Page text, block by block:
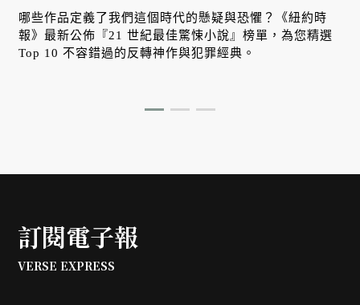
哪些作品定義了我們這個時代的懸疑與恐懼？《紐約時
報》最新公佈『21 世紀最佳驚悚小說』榜單，為您精選
Top 10 不容錯過的反轉神作與犯罪經典。
訂閱電子報
VERSE EXPRESS